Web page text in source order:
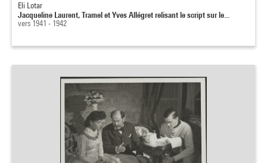
Eli Lotar
Jacqueline Laurent, Tramel et Yves Allégret relisant le script sur le...
vers 1941 - 1942